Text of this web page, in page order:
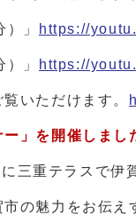
」 https://
」 https://
いただけます。
」を開催しまし
三重テラスで伊
の魅力をお伝え